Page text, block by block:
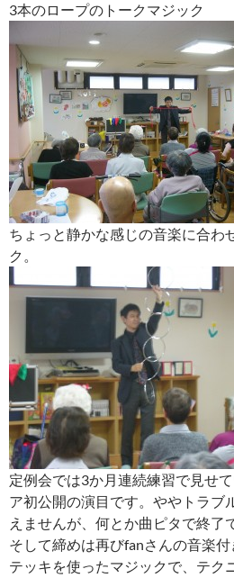
3本のロープのトークマジック
ちょっと静かな感じの音楽に合わ
ク。
定例会では3か月連続練習で見せ
ア初公開の演目です。ややトラブ
えませんが、何とか曲ピタで終了
そして締めは再びfanさんの音楽
テッキを使ったマジックで、テク